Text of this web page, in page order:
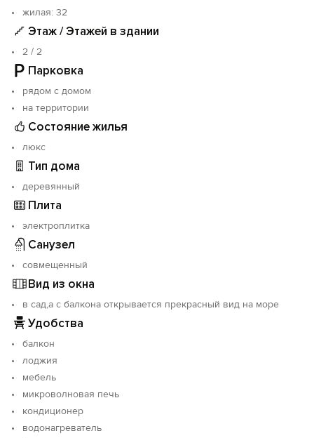
жилая: 32
Этаж / Этажей в здании
2 / 2
Парковка
рядом с домом
на территории
Состояние жилья
люкс
Тип дома
деревянный
Плита
электроплитка
Санузел
совмещенный
Вид из окна
в сад,а с балкона открывается прекрасный вид на море
Удобства
балкон
лоджия
мебель
микроволновая печь
кондиционер
водонагреватель